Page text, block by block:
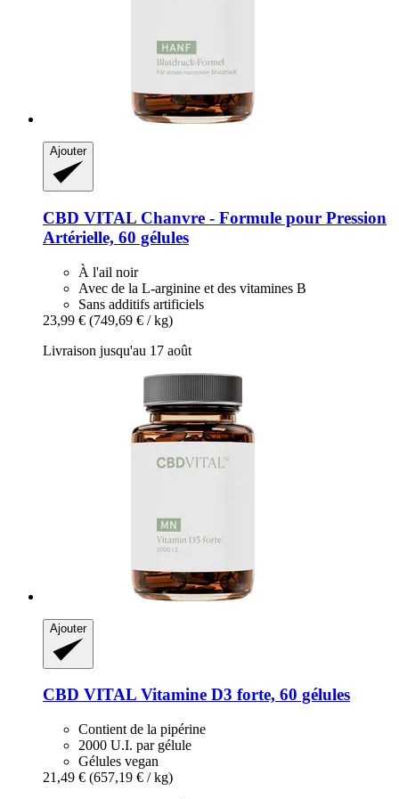
Ajouter
CBD VITAL Chanvre -​ Formule pour Pression
Artérielle, 60 gélules
À l'ail noir
Avec de la L-arginine et des vitamines B
Sans additifs artificiels
23,99 € (749,69 € / kg)
Livraison jusqu'au 17 août
Ajouter
CBD VITAL Vitamine D3 forte, 60 gélules
Contient de la pipérine
2000 U.I. par gélule
Gélules vegan
21,49 € (657,19 € / kg)